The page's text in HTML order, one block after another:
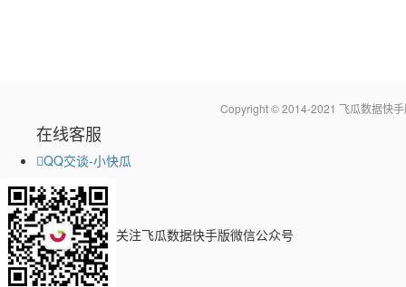
Copyright © 2014-2021 飞瓜数据快
在线客服
QQ交谈-小快瓜
关注飞瓜数据快手版微信公众号